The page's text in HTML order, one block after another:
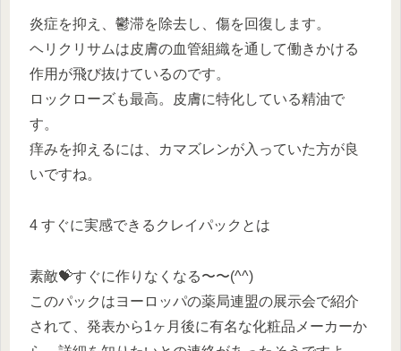
炎症を抑え、鬱滞を除去し、傷を回復します。
ヘリクリサムは皮膚の血管組織を通して働きかける
作用が飛び抜けているのです。
ロックローズも最高。皮膚に特化している精油で
す。
痒みを抑えるには、カマズレンが入っていた方が良
いですね。
4 すぐに実感できるクレイパックとは
素敵💝すぐに作りなくなる〜〜(^^)
このパックはヨーロッパの薬局連盟の展示会で紹介
されて、発表から1ヶ月後に有名な化粧品メーカーか